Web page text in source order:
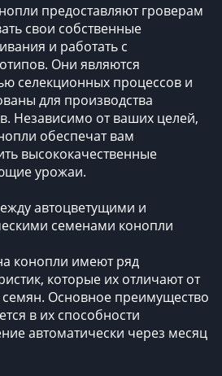
предоставляют гроверам
свои собственные
и работать с
Они являются
селекционных процессов и
для производства
Независимо от ваших целей,
обеспечат вам
высококачественные
урожаи.
автоцветущими и
семенами конопли
конопли имеют ряд
которые их отличают от
Основное преимущество
в их способности
автоматически через месяц